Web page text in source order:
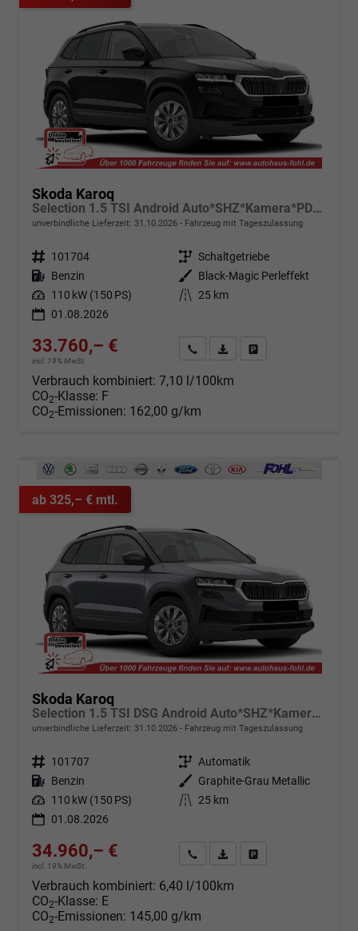
Skoda Karoq
Selection 1.5 TSI Android Auto*SHZ*Kamera*PDC v/h*Klimaauto*SUNSET*LED
unverbindliche Lieferzeit: 31.10.2026 Fahrzeug mit Tageszulassung
Fahrzeugnr. 101704 Getriebe Schaltgetriebe
Kraftstoff Benzin Außenfarbe
Black-Magic Perleffekt
Leistung 110 kW (150 PS) Kilometerstand 25 km
01.08.2026
33.760,– €
incl. 19% MwSt.
Angebot anfordern
Fahrzeugexpose (PDF)
Verbrauch kombiniert: 7,10 l/100km
CO2-Klasse: F
CO2-Emissionen: 162,00 g/km
ab 325,– € mtl.
Skoda Karoq
Selection 1.5 TSI DSG Android Auto*SHZ*Kamera*Keyless*PDC v/h*Klimaauto*SUNSET*LED
unverbindliche Lieferzeit: 31.10.2026 Fahrzeug mit Tageszulassung
Fahrzeugnr. 101707 Getriebe Automatik
Kraftstoff Benzin Außenfarbe
Graphite-Grau Metallic
Leistung 110 kW (150 PS) Kilometerstand 25 km
01.08.2026
34.960,– €
incl. 19% MwSt.
Angebot anfordern
Fahrzeugexpose (PDF)
Verbrauch kombiniert: 6,40 l/100km
CO2-Klasse: E
CO2-Emissionen: 145,00 g/km